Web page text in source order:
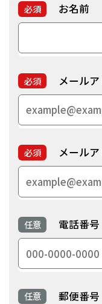
必須 お名前
必須 メール
必須 メールア
任意 電話番号
任意 郵便番号